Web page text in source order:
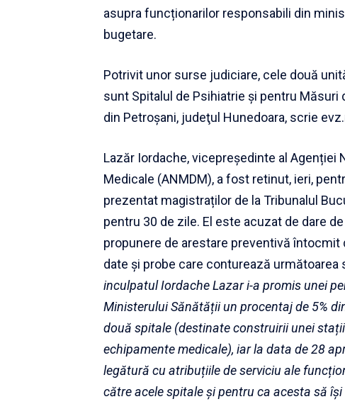
asupra funcționarilor responsabili din
bugetare.
Potrivit unor surse judiciare, cele două
sunt Spitalul de Psihiatrie şi pentru Măsuri
din Petroşani, judeţul Hunedoara, scrie
Lazăr Iordache, vicepreședinte al
Medicale (ANMDM), a fost retinut, ieri,
prezentat magistraților de la Tribunalul
pentru 30 de zile. El este acuzat de dare
propunere de arestare preventivă întocmit
date și probe care conturează următoarea
inculpatul Iordache Lazar i-a promis unei
Ministerului Sănătății un procentaj de 5%
două spitale (destinate construirii unei
echipamente medicale), iar la data de 28
legătură cu atribuțiile de serviciu ale
către acele spitale și pentru ca acesta să